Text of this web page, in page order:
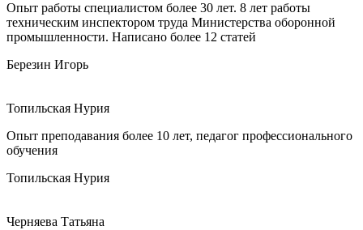
Опыт работы специалистом более 30 лет. 8 лет работы
техническим инспектором труда Министерства оборонной
промышленности. Написано более 12 статей
Березин Игорь
Топильская Нурия
Опыт преподавания более 10 лет, педагог профессионального
обучения
Топильская Нурия
Черняева Татьяна